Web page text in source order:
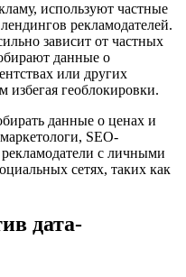
используют частные
рекламодателей.
зависит от частных
данные о
или других
избегая геоблокировки.
данные о ценах и
SEO-
с личными
сетях, таких как
дата-